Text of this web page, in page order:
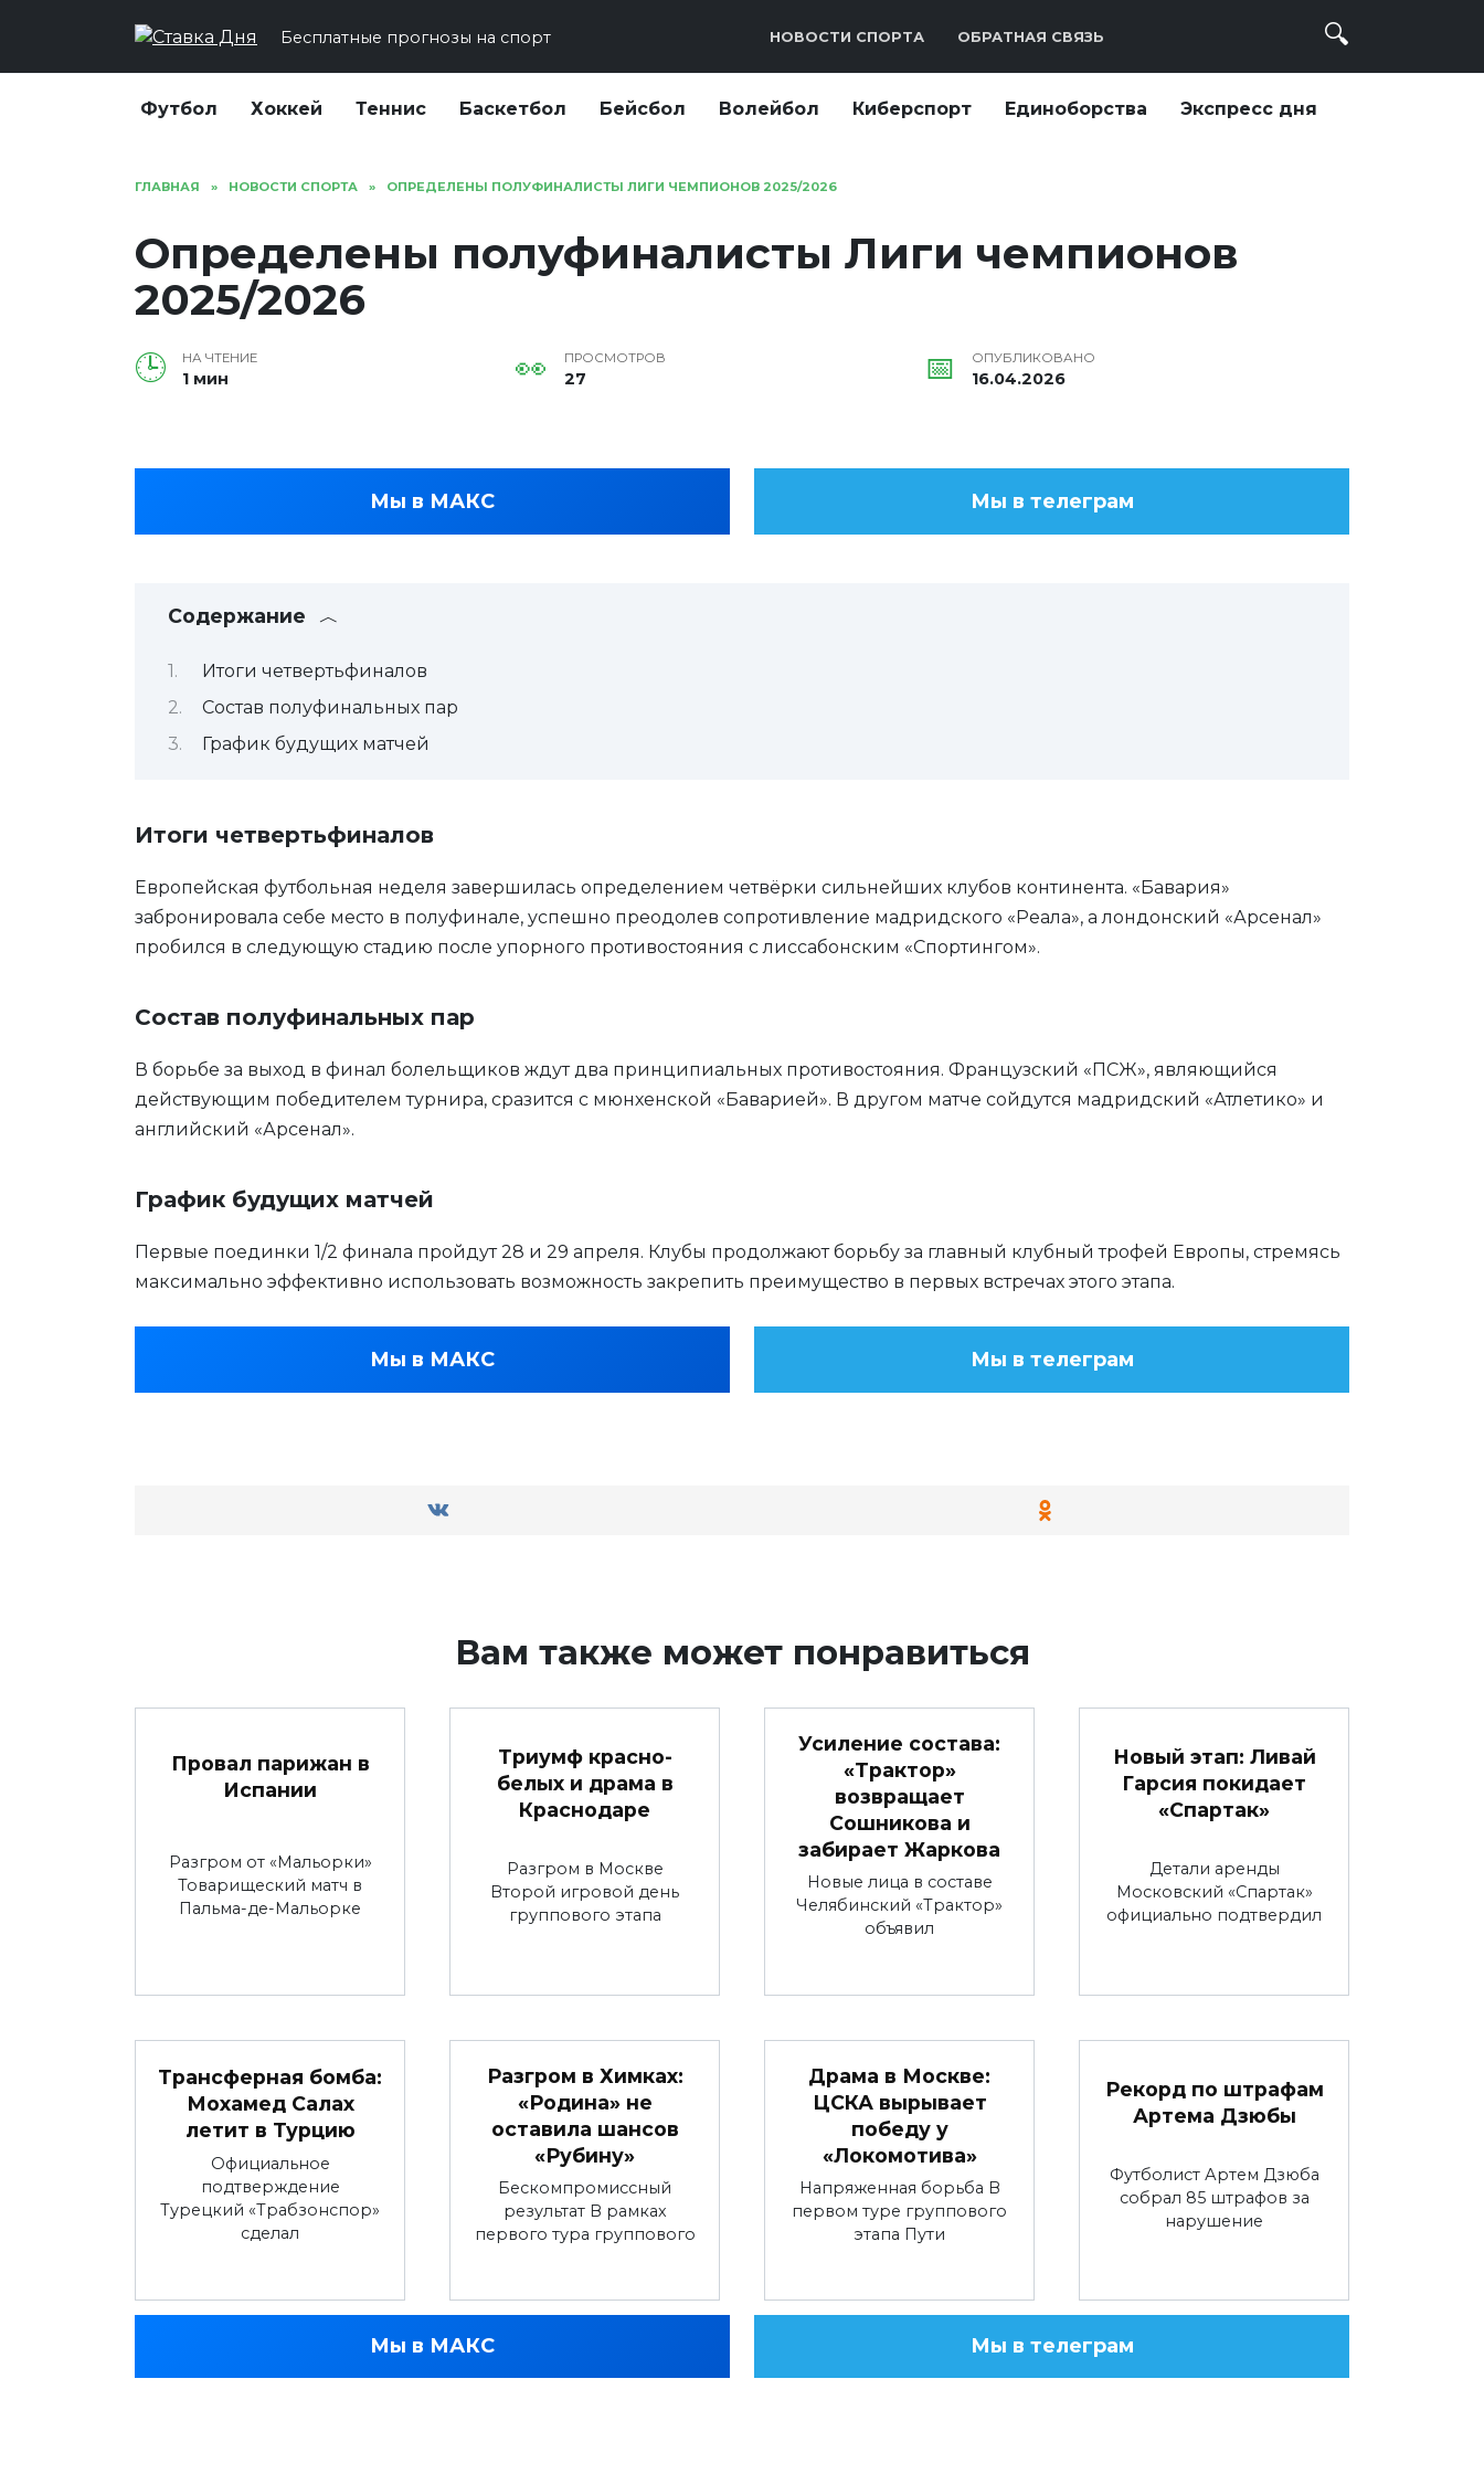
Бесплатные прогнозы на спорт НОВОСТИ СПОРТА ОБРАТНАЯ СВЯЗЬ
Футбол Хоккей Теннис Баскетбол Бейсбол Волейбол Киберспорт Единоборства Экспресс дня
ГЛАВНАЯ » НОВОСТИ СПОРТА » ОПРЕДЕЛЕНЫ ПОЛУФИНАЛИСТЫ ЛИГИ ЧЕМПИОНОВ 2025/2026
Определены полуфиналисты Лиги чемпионов
2025/2026
НА ЧТЕНИЕ
1 мин
ПРОСМОТРОВ
27
ОПУБЛИКОВАНО
16.04.2026
Мы в МАКС Мы в телеграм
Содержание
Итоги четвертьфиналов
Состав полуфинальных пар
График будущих матчей
Итоги четвертьфиналов
Европейская футбольная неделя завершилась определением четвёрки сильнейших клубов континента. «Бавария»
забронировала себе место в полуфинале, успешно преодолев сопротивление мадридского «Реала», а лондонский «Арсенал»
пробился в следующую стадию после упорного противостояния с лиссабонским «Спортингом».
Состав полуфинальных пар
В борьбе за выход в финал болельщиков ждут два принципиальных противостояния. Французский «ПСЖ», являющийся
действующим победителем турнира, сразится с мюнхенской «Баварией». В другом матче сойдутся мадридский «Атлетико» и
английский «Арсенал».
График будущих матчей
Первые поединки 1/2 финала пройдут 28 и 29 апреля. Клубы продолжают борьбу за главный клубный трофей Европы, стремясь
максимально эффективно использовать возможность закрепить преимущество в первых встречах этого этапа.
Мы в МАКС Мы в телеграм
Вам также может понравиться
Провал парижан в
Испании
Разгром от «Мальорки»
Товарищеский матч в
Пальма-де-Мальорке
Триумф красно-
белых и драма в
Краснодаре
Разгром в Москве
Второй игровой день
группового этапа
Усиление состава:
«Трактор»
возвращает
Сошникова и
забирает Жаркова
Новые лица в составе
Челябинский «Трактор»
объявил
Новый этап: Ливай
Гарсия покидает
«Спартак»
Детали аренды
Московский «Спартак»
официально подтвердил
Трансферная бомба:
Мохамед Салах
летит в Турцию
Официальное
подтверждение
Турецкий «Трабзонспор»
сделал
Разгром в Химках:
«Родина» не
оставила шансов
«Рубину»
Бескомпромиссный
результат В рамках
первого тура группового
Драма в Москве:
ЦСКА вырывает
победу у
«Локомотива»
Напряженная борьба В
первом туре группового
этапа Пути
Рекорд по штрафам
Артема Дзюбы
Футболист Артем Дзюба
собрал 85 штрафов за
нарушение
Мы в МАКС Мы в телеграм